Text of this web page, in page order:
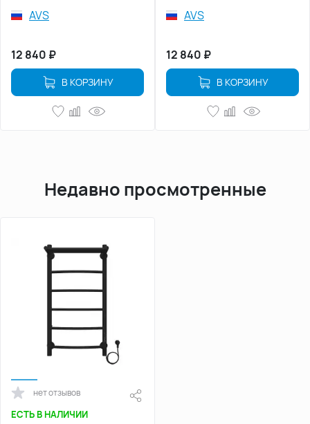
AVS
12 840 ₽
В КОРЗИНУ
AVS
12 840 ₽
В КОРЗИНУ
Недавно просмотренные
нет отзывов
ЕСТЬ В НАЛИЧИИ